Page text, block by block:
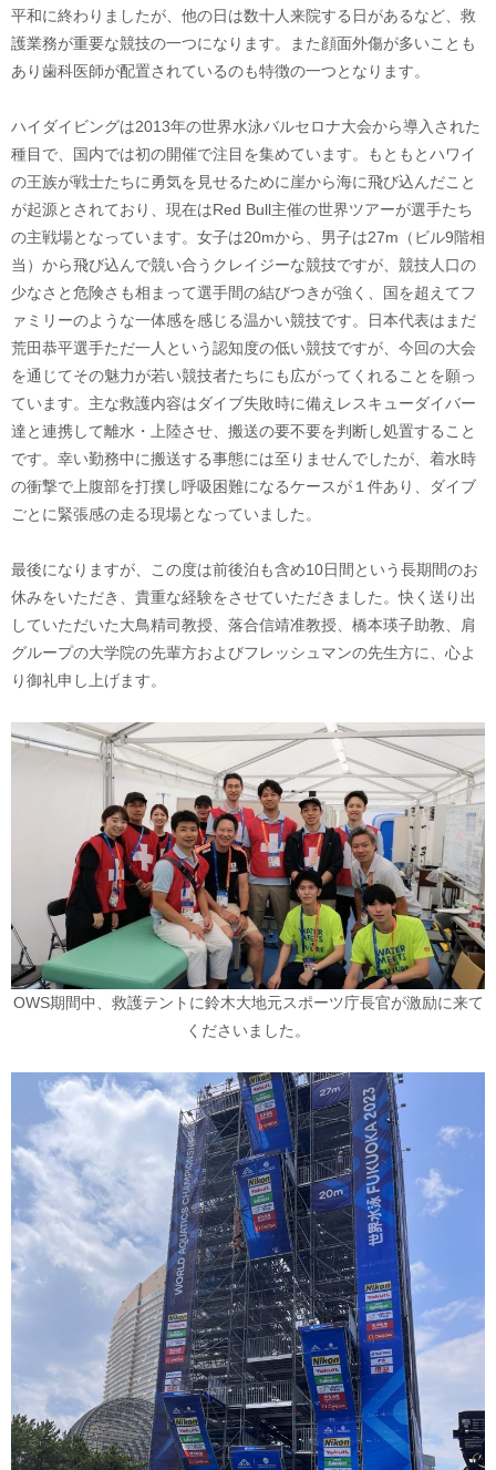
平和に終わりましたが、他の日は数十人来院する日があるなど、救
護業務が重要な競技の一つになります。また顔面外傷が多いことも
あり歯科医師が配置されているのも特徴の一つとなります。
ハイダイビングは2013年の世界水泳バルセロナ大会から導入された
種目で、国内では初の開催で注目を集めています。もともとハワイ
の王族が戦士たちに勇気を見せるために崖から海に飛び込んだこと
が起源とされており、現在はRed Bull主催の世界ツアーが選手たち
の主戦場となっています。女子は20mから、男子は27m（ビル9階相
当）から飛び込んで競い合うクレイジーな競技ですが、競技人口の
少なさと危険さも相まって選手間の結びつきが強く、国を超えてフ
ァミリーのような一体感を感じる温かい競技です。日本代表はまだ
荒田恭平選手ただ一人という認知度の低い競技ですが、今回の大会
を通じてその魅力が若い競技者たちにも広がってくれることを願っ
ています。主な救護内容はダイブ失敗時に備えレスキューダイバー
達と連携して離水・上陸させ、搬送の要不要を判断し処置すること
です。幸い勤務中に搬送する事態には至りませんでしたが、着水時
の衝撃で上腹部を打撲し呼吸困難になるケースが１件あり、ダイブ
ごとに緊張感の走る現場となっていました。
最後になりますが、この度は前後泊も含め10日間という長期間のお
休みをいただき、貴重な経験をさせていただきました。快く送り出
していただいた大鳥精司教授、落合信靖准教授、橋本瑛子助教、肩
グループの大学院の先輩方およびフレッシュマンの先生方に、心よ
り御礼申し上げます。
OWS期間中、救護テントに鈴木大地元スポーツ庁長官が激励に来て
くださいました。